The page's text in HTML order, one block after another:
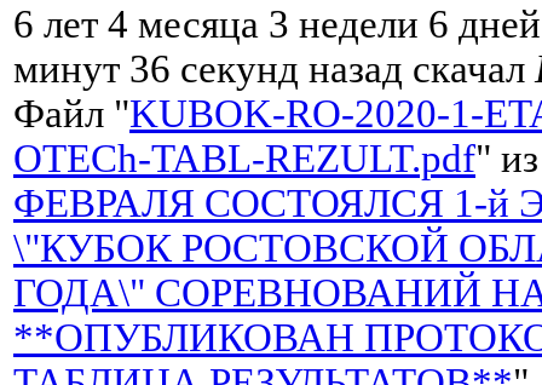
6 лет 4 месяца 3 недели 6
минут 36 секунд назад скачал
Файл "KUBOK-RO-2020-1-
OTECh-TABL-REZULT.pdf"
ФЕВРАЛЯ СОСТОЯЛСЯ 1-й
\"КУБОК РОСТОВСКОЙ
ГОДА\" СОРЕВНОВАНИЙ
**ОПУБЛИКОВАН